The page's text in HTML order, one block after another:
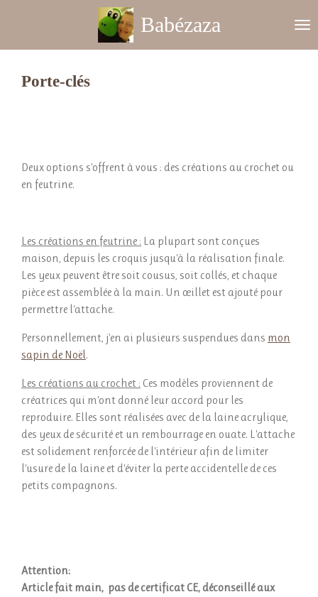
contenu
Babézaza
Porte-clés
Deux options s'offrent à vous : des créations au crochet ou
en feutrine.
Les créations en feutrine : La plupart sont conçues
maison, depuis les croquis jusqu'à la réalisation finale.
Les yeux peuvent être soit cousus, soit collés, et chaque
pièce est assemblée à la main. Un œillet est ajouté pour
permettre l'attache.
Personnellement, j'en ai plusieurs suspendues dans mon
sapin de Noël.
Les créations au crochet : Ces modèles proviennent de
créatrices qui m'ont donné leur accord pour les
reproduire. Elles sont réalisées avec de la laine acrylique,
des yeux de sécurité et un rembourrage en ouate. L'attache
est solidement renforcée de l'intérieur afin de limiter
l'usure de la laine et d'éviter la perte accidentelle de ces
petits compagnons.
Attention:
Article fait main, pas de certificat CE, déconseillé aux